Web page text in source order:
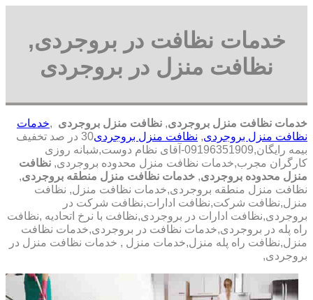
خدمات نظافت در بروجردی,
نظافت منزل در بروجردی
خدمات نظافت منزل بروجردی, نظافت منزل بروجردی ,خدمات
نظافت منزل بروجردی, نظافت منزل بروجردی
30 در صد تخفیف
بیمه رایگان,09196351909-آقای نظام دوست,شبانه روزی
کارگران مجرب,خدمات نظافت منزل محدوده بروجردی, نظافت
منزل محدوده بروجردی, خدمات نظافت منزل منطقه بروجردی,
نظافت منزل منطقه بروجردی,خدمات نظافت منزل, نظافت
منزل,نظافت شرکت,نظافت ادارات,نظافت شرکت در
بروجردی,نظافت ادارات در بروجردی,نظافت با نرخ اتحادیه ,نظافت
راه پله در بروجردی,خدمات نظافت در بروجردی,خدمات نظافت
منزل,نظافت راه پله منزل,خدمات منزل , خدمات نظافت منزل در
بروجردی,